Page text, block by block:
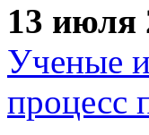
13 июля
Ученые
процесс